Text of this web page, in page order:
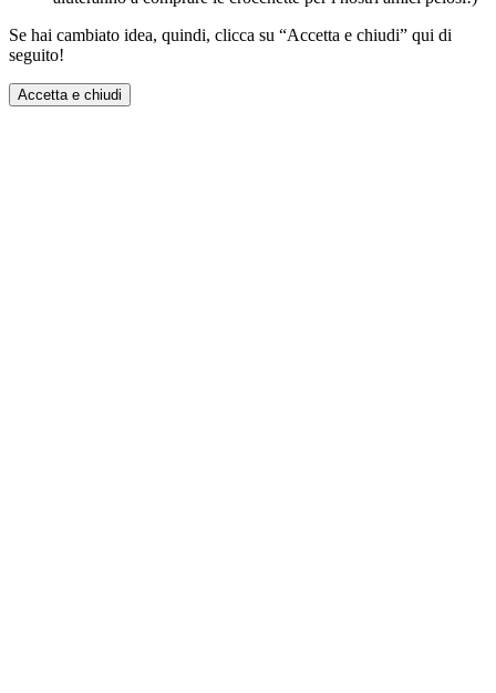
Se hai cambiato idea, quindi, clicca su “Accetta e chiudi” qui di
seguito!
Accetta e chiudi